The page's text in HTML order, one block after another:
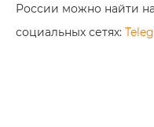
России можно найти
социальных сетях: